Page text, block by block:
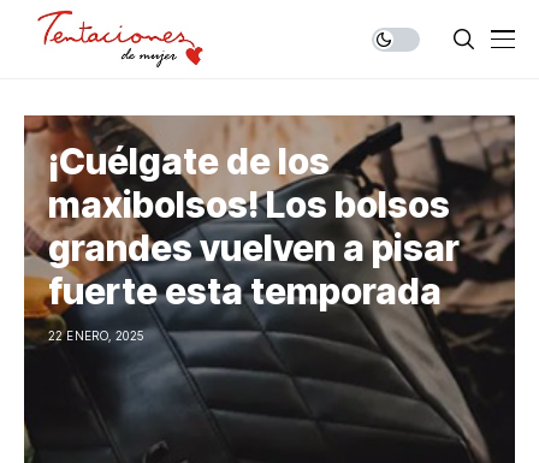
¡Cuélgate de los
maxibolsos! Los bolsos
grandes vuelven a pisar
fuerte esta temporada
22 ENERO, 2025